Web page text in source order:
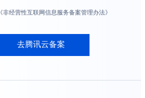
非经营性互联网信息服务备案管理办法》
去腾讯云备案